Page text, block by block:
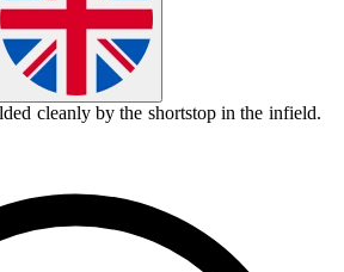
cleanly by the shortstop in the infield.